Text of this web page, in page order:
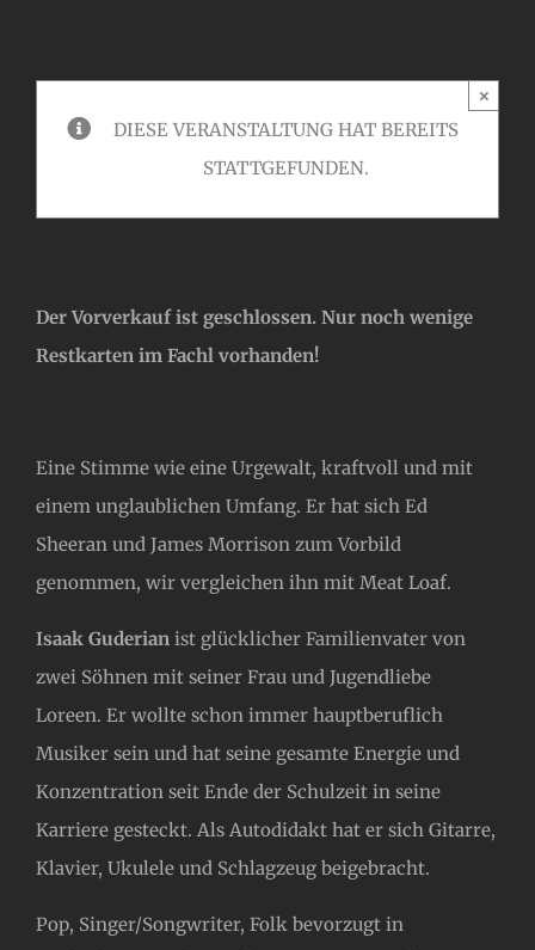
DIESE VERANSTALTUNG HAT BEREITS
STATTGEFUNDEN.
×
Der Vorverkauf ist geschlossen. Nur noch wenige
Restkarten im Fachl vorhanden!
Eine Stimme wie eine Urgewalt, kraftvoll und mit
einem unglaublichen Umfang. Er hat sich Ed
Sheeran und James Morrison zum Vorbild
genommen, wir vergleichen ihn mit Meat Loaf.
Isaak Guderian ist glücklicher Familienvater von
zwei Söhnen mit seiner Frau und Jugendliebe
Loreen. Er wollte schon immer hauptberuflich
Musiker sein und hat seine gesamte Energie und
Konzentration seit Ende der Schulzeit in seine
Karriere gesteckt. Als Autodidakt hat er sich Gitarre,
Klavier, Ukulele und Schlagzeug beigebracht.
Pop, Singer/Songwriter, Folk bevorzugt in